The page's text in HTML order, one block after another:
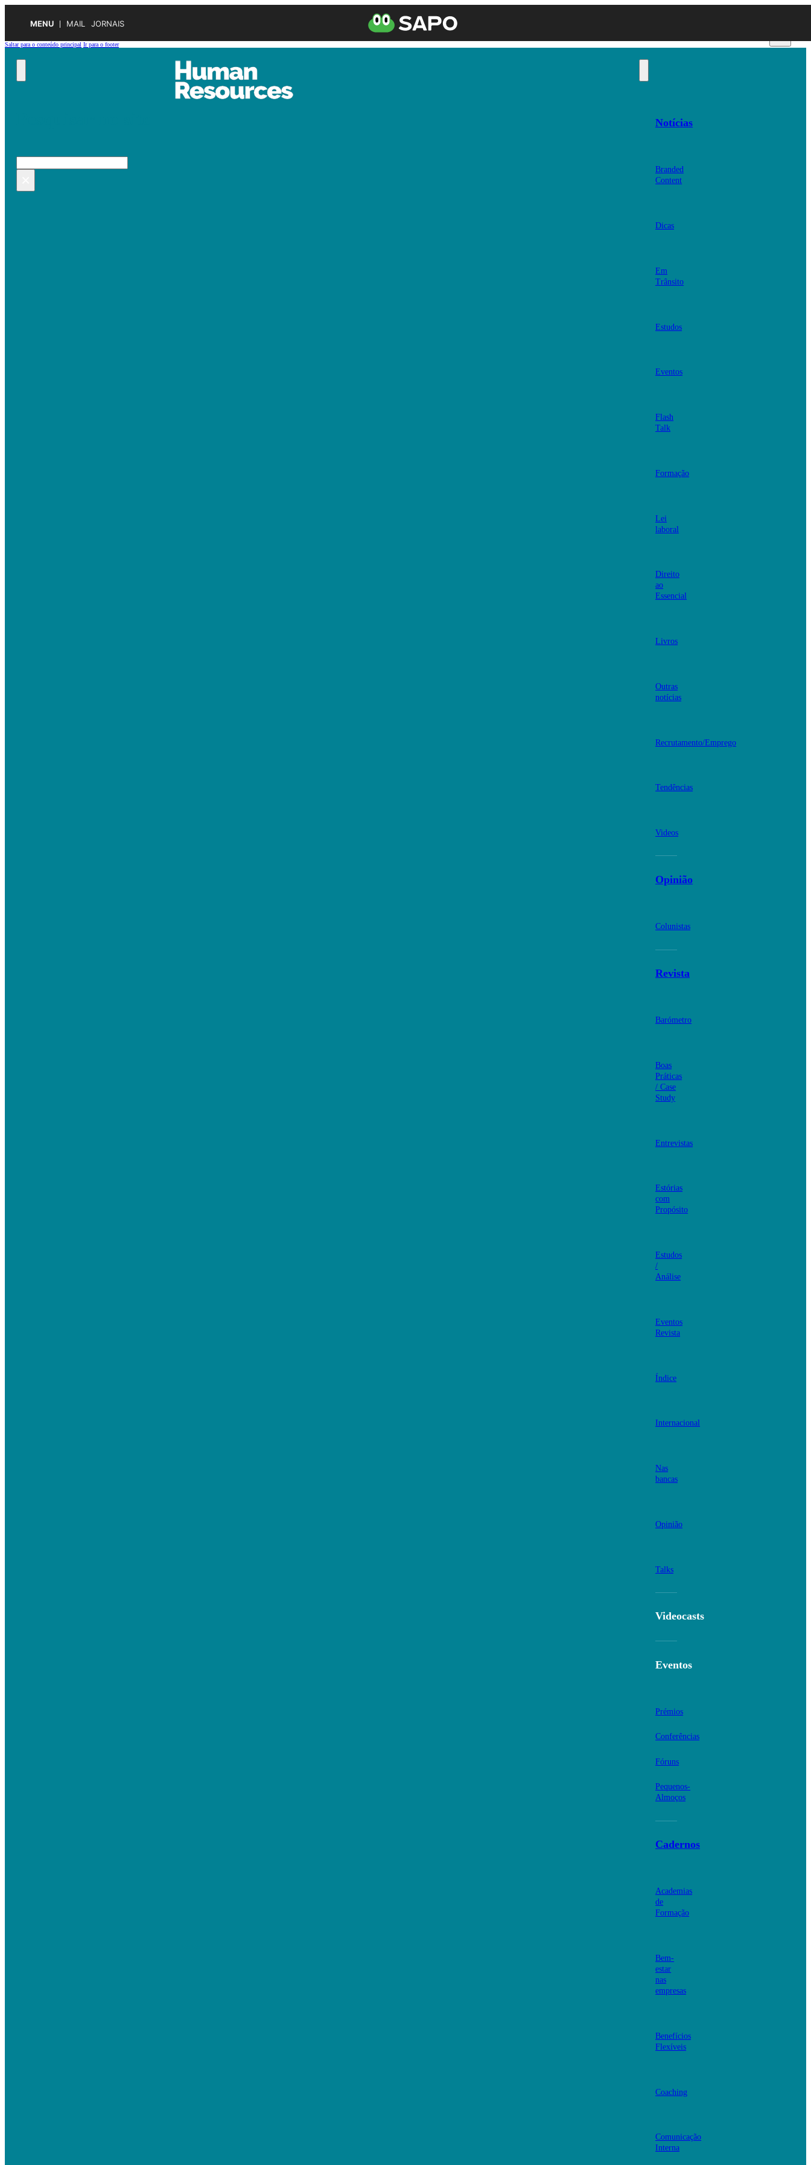
MENU MAIL JORNAIS
Saltar para o conteúdo principal Ir para o footer
Pesquisar
Notícias
Branded
Content
Dicas
Em
Trânsito
Estudos
Eventos
Flash
Talk
Formação
Lei
laboral
Direito
ao
Essencial
Livros
Outras
notícias
Recrutamento/Emprego
Tendências
Videos
Opinião
Colunistas
Revista
Barómetro
Boas
Práticas
/ Case
Study
Entrevistas
Estórias
com
Propósito
Estudos
/
Análise
Eventos
Revista
Índice
Internacional
Nas
bancas
Opinião
Talks
Videocasts
Eventos
Prémios
Conferências
Fóruns
Pequenos-
Almoços
Cadernos
Academias
de
Formação
Bem-
estar
nas
empresas
Benefícios
Flexíveis
Coaching
Comunicação
Interna